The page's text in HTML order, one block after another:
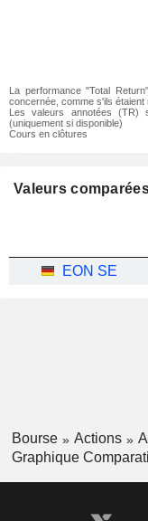
La performance "Total
concernée, comme s'ils étaient
Les valeurs annotées (TR)
(uniquement si disponible)
Cours en clôtures
Valeurs
EON SE
Bourse Actions
Graphique